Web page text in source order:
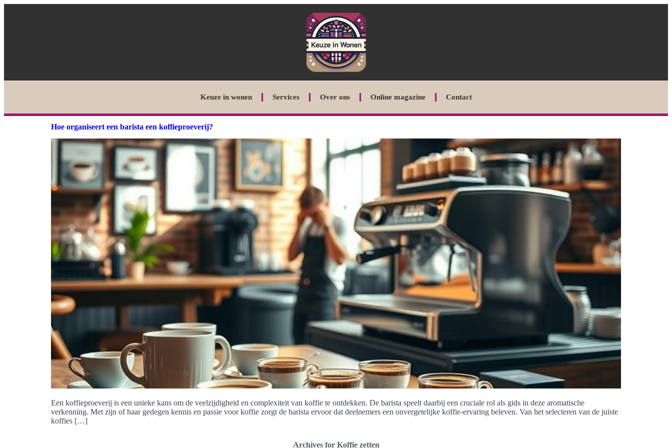
Keuze in wonen Services Over ons Online magazine Contact
Hoe organiseert een barista een koffieproeverij?
Een koffieproeverij is een unieke kans om de veelzijdigheid en complexiteit van koffie te ontdekken. De barista speelt daarbij een cruciale rol als gids in deze aromatische
verkenning. Met zijn of haar gedegen kennis en passie voor koffie zorgt de barista ervoor dat deelnemers een onvergetelijke koffie-ervaring beleven. Van het selecteren van de juiste
koffies […]
Archives for Koffie zetten